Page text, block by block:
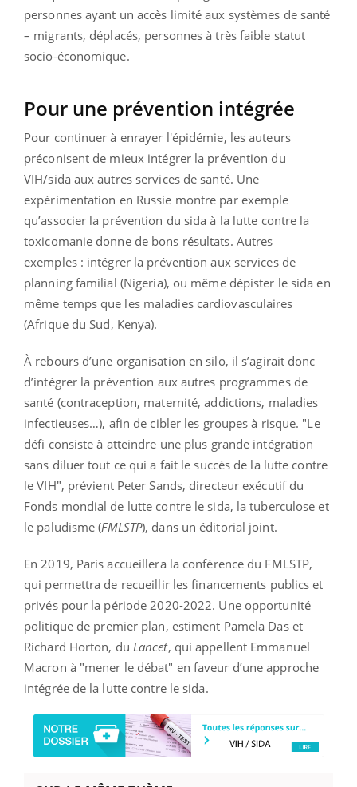
personnes ayant un accès limité aux systèmes de santé
– migrants, déplacés, personnes à très faible statut
socio-économique.
Pour une prévention intégrée
Pour continuer à enrayer l'épidémie, les auteurs
préconisent de mieux intégrer la prévention du
VIH/sida aux autres services de santé. Une
expérimentation en Russie montre par exemple
qu’associer la prévention du sida à la lutte contre la
toxicomanie donne de bons résultats. Autres
exemples : intégrer la prévention aux services de
planning familial (Nigeria), ou même dépister le sida en
même temps que les maladies cardiovasculaires
(Afrique du Sud, Kenya).
À rebours d’une organisation en silo, il s’agirait donc
d’intégrer la prévention aux autres programmes de
santé (contraception, maternité, addictions, maladies
infectieuses…), afin de cibler les groupes à risque. "Le
défi consiste à atteindre une plus grande intégration
sans diluer tout ce qui a fait le succès de la lutte contre
le VIH", prévient Peter Sands, directeur exécutif du
Fonds mondial de lutte contre le sida, la tuberculose et
le paludisme (FMLSTP), dans un éditorial joint.
En 2019, Paris accueillera la conférence du FMLSTP,
qui permettra de recueillir les financements publics et
privés pour la période 2020-2022. Une opportunité
politique de premier plan, estiment Pamela Das et
Richard Horton, du Lancet, qui appellent Emmanuel
Macron à "mener le débat" en faveur d’une approche
intégrée de la lutte contre le sida.